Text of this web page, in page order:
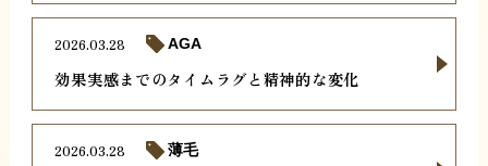
効果実感までのタイムラグと精神的な変化
2026.03.28 AGA
2026.03.28 薄毛